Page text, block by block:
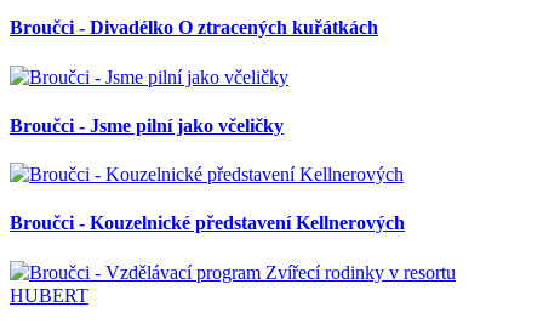
Broučci - Divadélko O ztracených kuřátkách
Broučci - Jsme pilní jako včeličky
Broučci - Kouzelnické představení Kellnerových